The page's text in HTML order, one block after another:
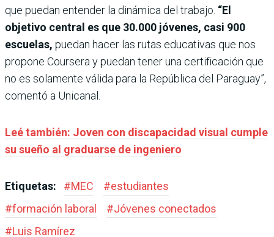
que puedan entender la dinámica del trabajo. “El
objetivo central es que 30.000 jóvenes, casi 900
escuelas, puedan hacer las rutas educativas que nos
propone Coursera y puedan tener una certificación que
no es solamente válida para la República del Paraguay”,
comentó a Unicanal.
Leé también: Joven con discapacidad visual cumple
su sueño al graduarse de ingeniero
Etiquetas: #MEC #estudiantes
#formación laboral #Jóvenes conectados
#Luis Ramírez